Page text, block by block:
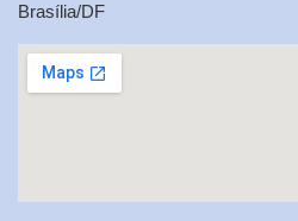
Brasília/DF